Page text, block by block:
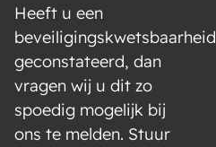
Heeft u een
beveiligingskwetsbaarheid
geconstateerd, dan
vragen wij u dit zo
spoedig mogelijk bij
ons te melden. Stuur